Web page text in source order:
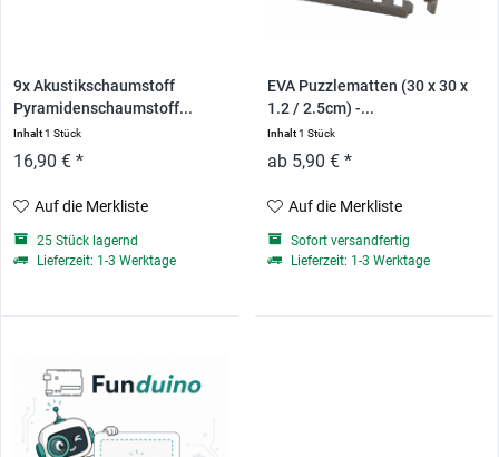
9x Akustikschaumstoff
Pyramidenschaumstoff...
Inhalt1 Stück
16,90 € *
Auf die Merkliste
25 Stück lagernd
Lieferzeit: 1-3 Werktage
EVA Puzzlematten (30 x 30 x
1.2 / 2.5cm) -...
Inhalt1 Stück
ab 5,90 € *
Auf die Merkliste
Sofort versandfertig
Lieferzeit: 1-3 Werktage